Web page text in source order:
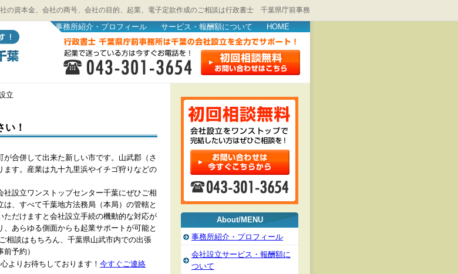
の資本金、会社の商号、会社の目的、起業、電子定款作成のご相談は行政書士 千葉県庁前事務
事務所紹介・プロフィール サービス・報酬額について HOME
立
い！
合併して出来た新しい市です。山武郡（さ
す。産業は九十九里浜やイチゴ狩りなどの
設立ワンストップセンター千葉にぜひご相
、すべて千葉地方法務局（本局）の管轄と
だけますと会社設立手続の機動的な対応が
あらゆる側面からも起業サポートが可能と
相談はもちろん、千葉県山武市内での出張
予約）
よりお待ちしております！ 今すぐご連絡
About/MENU
事務所紹介・プロフィール
会社設立サービス・報酬額に
ついて